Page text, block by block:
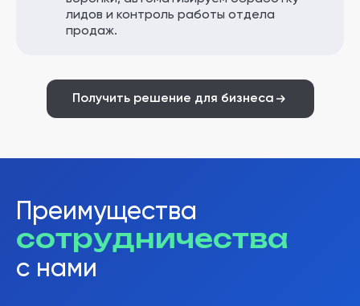
лидов и контроль работы отдела
продаж.
Получить решение для бизнеса
Преимущества
сотрудничества
с нами